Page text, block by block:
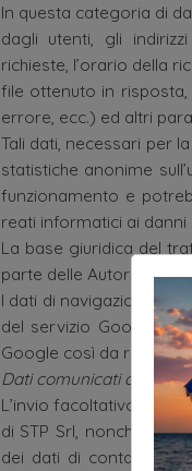
In questa categoria di
dagli utenti, gli
richieste, l’orario della
file ottenuto in
errore, ecc.) ed altri
Tali dati, necessari per
statistiche anonime
funzionamento e
reati informatici ai danni
La base giuridica del
parte delle Autorità,
I dati di navigazione
del servizio Google
Google così da rendere
Dati comunicati
L’invio facoltativo,
di STP Srl, nonché la
dei dati di contatto del